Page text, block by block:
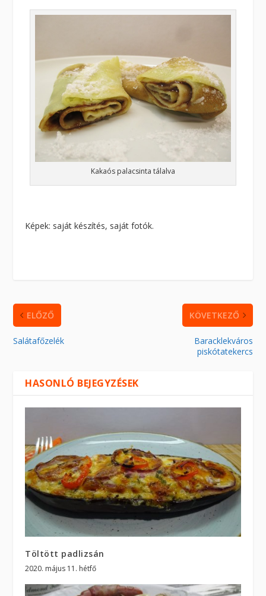
Kakaós palacsinta tálalva
Képek: saját készítés, saját fotók.
ELŐZŐ
Salátafőzelék
KÖVETKEZŐ
Baracklekváros
piskótatekercs
HASONLÓ BEJEGYZÉSEK
Töltött padlizsán
2020. május 11. hétfő